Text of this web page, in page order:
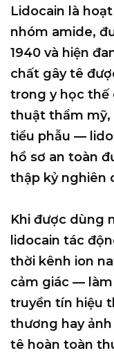
Lidocain là
nhóm amide,
1940 và hiện
chất gây tê
trong y học thế
thuật thẩm mỹ,
tiểu phẫu —
hồ sơ an toàn
thập kỷ nghiên
Khi được dùng
lidocain tác
thời kênh ion
cảm giác — làm
truyền tín hiệu
thương hay
tê hoàn toàn